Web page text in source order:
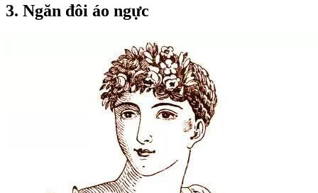
3. Ngăn đôi áo ngực